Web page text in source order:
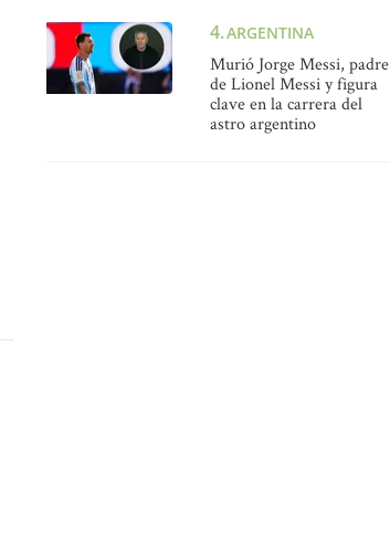
ARGENTINA
Murió Jorge Messi, padre
de Lionel Messi y figura
clave en la carrera del
astro argentino